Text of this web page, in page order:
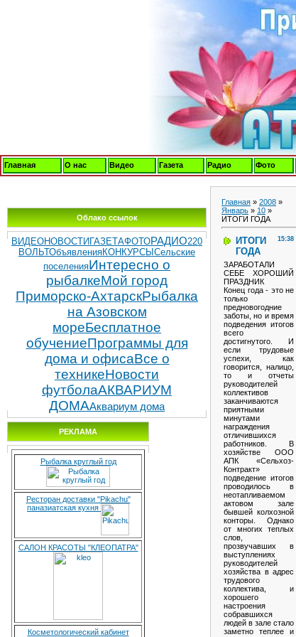
Главная О нас Видео Газета Радио Фото
Облако ссылок
ВИДЕОНОВОСТИ ГАЗЕТАФОТОРАДИО220
ВОЛЬТОбъявленияКОНКУРСЫ Сельские
поселенияИнтересно о
рыбалкеМой город
Приморско-АхтарскРыбалка
на Азовском
мореБесплатное
обучениеПрограммы для
дома и офисаВсе о
техникеНовости
футболаАКВАРИУМ
ДОМААквариум дома
РЕКЛАМА
Рыбалка круглый год
Ресторан доставки "Pikachu"
паназиатская кухня
САЛОН КРАСОТЫ "КЛЕОПАТРА"
Косметологический кабинет
Главная » 2008 »
Январь » 10 »
ИТОГИ ГОДА
15:38
ИТОГИ
ГОДА
ЗАРАБОТАЛИ
СЕБЕ ХОРОШИЙ
ПРАЗДНИК
Конец года - это не
только
предновогодние
заботы, но и время
подведения итогов
всего
достигнутого. И
если трудовые
успехи, как
говорится, налицо,
то и отчеты
руководителей
коллективов
заканчиваются
приятными
минутами
награждения
отличившихся
работников. В
хозяйстве ООО
АПК «Сельхоз-
Контракт»
подведение итогов
проводилось в
неотапливаемом
актовом зале
бывшей колхозной
конторы. Однако
от многих теплых
слов,
прозвучавших в
выступлениях
руководителей
хозяйства в адрес
трудового
коллектива, и
хорошего
настроения
собравшихся
людей в зале стало
заметно теплее и